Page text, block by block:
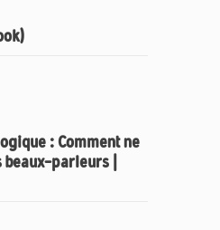
: Comment ne
parleurs |